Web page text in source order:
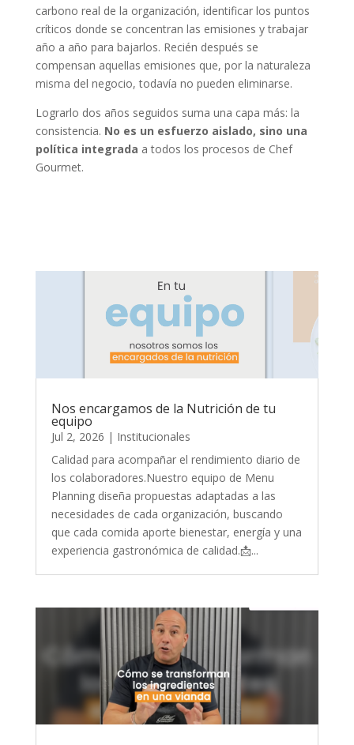
carbono real de la organización, identificar los puntos
críticos donde se concentran las emisiones y trabajar
año a año para bajarlos. Recién después se
compensan aquellas emisiones que, por la naturaleza
misma del negocio, todavía no pueden eliminarse.
Lograrlo dos años seguidos suma una capa más: la
consistencia. No es un esfuerzo aislado, sino una
política integrada a todos los procesos de Chef
Gourmet.
Nos encargamos de la Nutrición de tu
equipo
Jul 2, 2026 | Institucionales
Calidad para acompañar el rendimiento diario de
los colaboradores.Nuestro equipo de Menu
Planning diseña propuestas adaptadas a las
necesidades de cada organización, buscando
que cada comida aporte bienestar, energía y una
experiencia gastronómica de calidad.📩...